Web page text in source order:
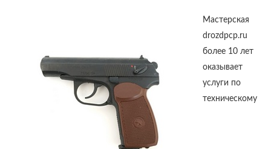
Мастерская
drozdpcp.ru
более 10 лет
оказывает
услуги по
техническому